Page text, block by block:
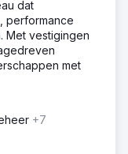
dat
performance
Met vestigingen
met
+7